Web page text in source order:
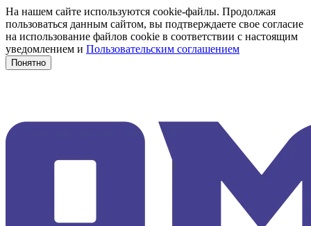
На нашем сайте используются cookie-файлы. Продолжая
пользоваться данным сайтом, вы подтверждаете свое согласие
на использование файлов cookie в соответствии с настоящим
уведомлением и Пользовательским соглашением
Понятно